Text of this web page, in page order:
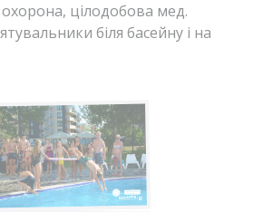
цілодобова мед.
біля басейну і на